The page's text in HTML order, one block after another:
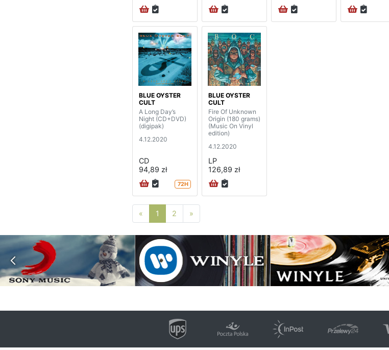
BLUE OYSTER
CULT
A Long Day’s
Night (CD+DVD)
(digipak)
4.12.2020
CD
94,89 zł
72H
BLUE OYSTER
CULT
Fire Of Unknown
Origin (180 grams)
(Music On Vinyl
edition)
4.12.2020
LP
126,89 zł
« Poprzednia strona
1 2 »